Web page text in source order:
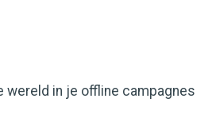
wereld in je offline campagnes